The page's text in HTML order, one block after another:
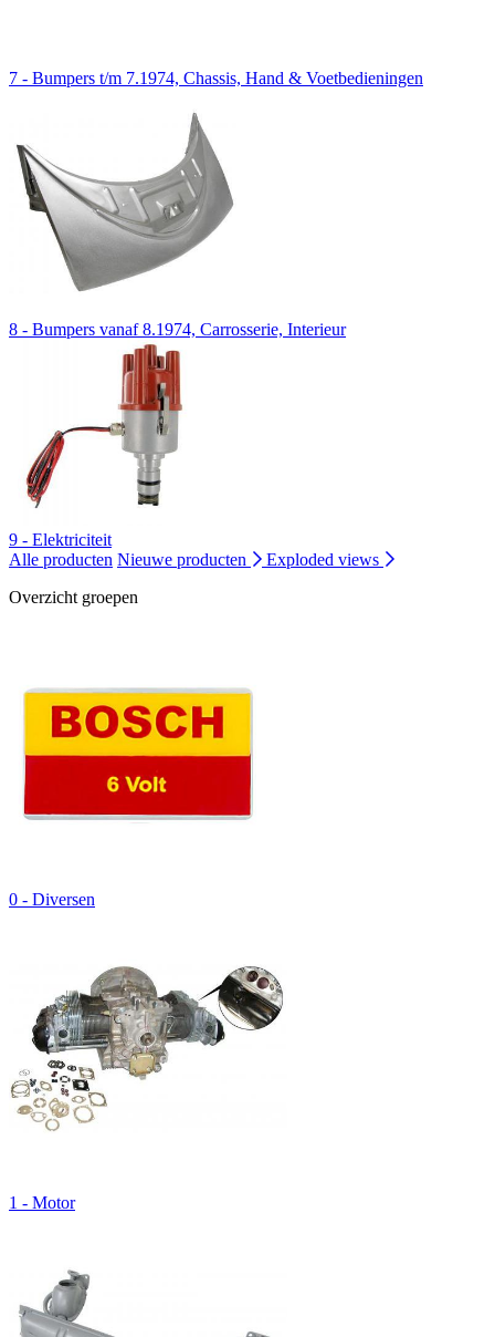
7 - Bumpers t/m 7.1974, Chassis, Hand & Voetbedieningen
8 - Bumpers vanaf 8.1974, Carrosserie, Interieur
9 - Elektriciteit
Alle producten Nieuwe producten
Exploded views
Overzicht groepen
0 - Diversen
1 - Motor